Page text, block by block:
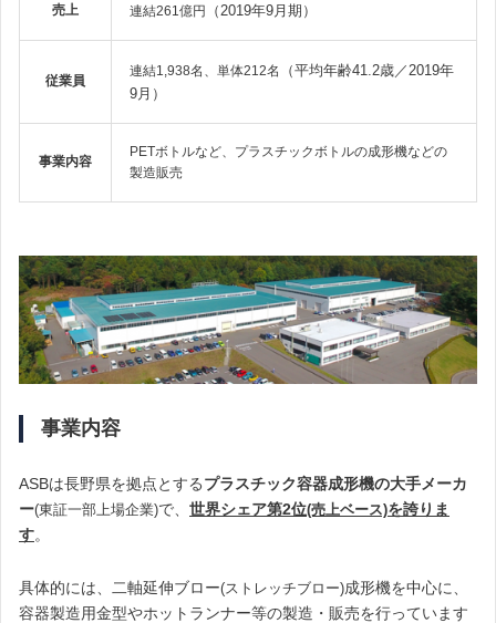
売上 連結261億円 （2019年9月期）
従業員
連結1,938名、単体212名
（平均年齢41.2歳／2019年
9月）
事業内容
PETボトルなど、プラスチックボトルの成形機などの
製造販売
事業内容
ASBは長野県を拠点とするプラスチック容器成形機の大手メーカ
ー(東証一部上場企業)で、 世界シェア第2位(売上ベース)を誇りま
す。
具体的には、二軸延伸ブロー(ストレッチブロー)成形機を中心に、
容器製造用金型やホットランナー等の製造・販売を行っています